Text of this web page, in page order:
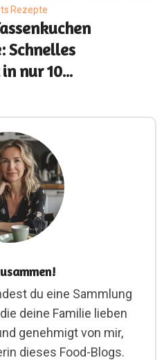
Rezepte
Schnelles
nur 10...
du eine Sammlung
deine Familie lieben
genehmigt von mir,
dieses Food-Blogs.